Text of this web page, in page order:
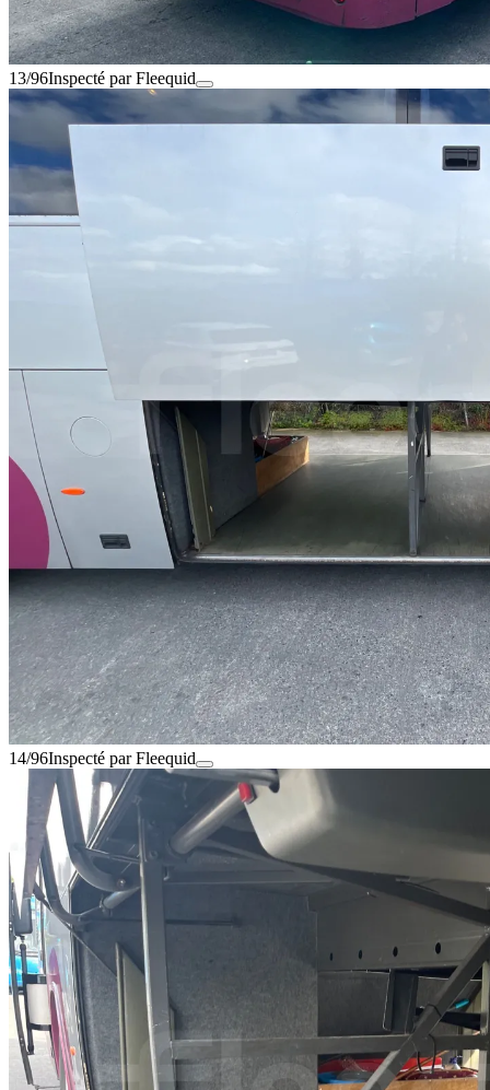
13/96Inspecté par Fleequid
14/96Inspecté par Fleequid